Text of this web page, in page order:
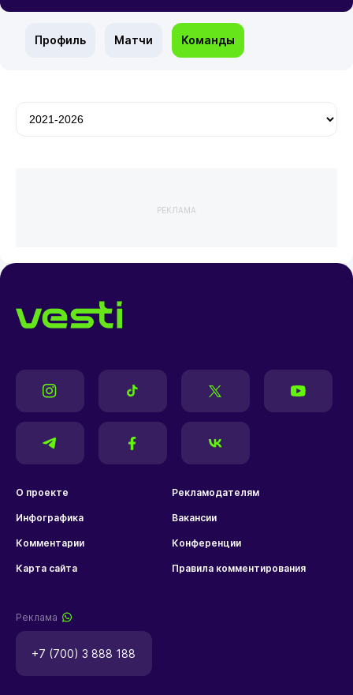
Профиль Матчи Команды
РЕКЛАМА
О проекте Рекламодателям
Инфографика Вакансии
Комментарии Конференции
Карта сайта Правила комментирования
Реклама
+7 (700) 3 888 188